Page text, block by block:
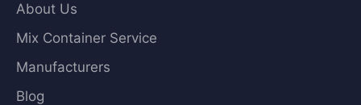
About Us
Mix Container Service
Manufacturers
Blog